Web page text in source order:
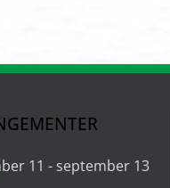
11 - september 13